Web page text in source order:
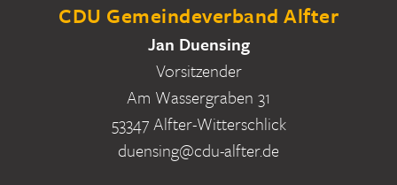
CDU Gemeindeverband Alfter
Jan Duensing
Vorsitzender
Am Wassergraben 31
53347 Alfter-Witterschlick
duensing@cdu-alfter.de